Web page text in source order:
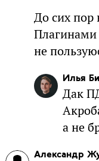
До сих пор
не
Илья
Дак
а не
Александр